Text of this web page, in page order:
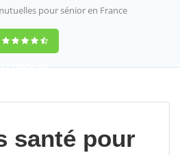
pour sénior en France
9,2(100%)452
santé pour